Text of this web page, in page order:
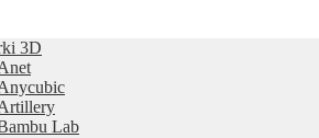
3D
Lab